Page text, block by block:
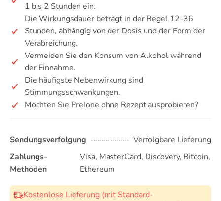
1 bis 2 Stunden ein.
Die Wirkungsdauer beträgt in der Regel 12–36
Stunden, abhängig von der Dosis und der Form der
Verabreichung.
Vermeiden Sie den Konsum von Alkohol während
der Einnahme.
Die häufigste Nebenwirkung sind
Stimmungsschwankungen.
Möchten Sie Prelone ohne Rezept ausprobieren?
Sendungsverfolgung
Verfolgbare Lieferung
Zahlungs-
Methoden
Visa, MasterCard, Discovery, Bitcoin,
Ethereum
Kostenlose Lieferung (mit Standard-